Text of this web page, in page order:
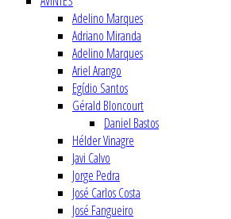
Adelino Marques
Adriano Miranda
Adelino Marques
Ariel Arango
Egídio Santos
Gérald Bloncourt
Daniel Bastos
Hélder Vinagre
Javi Calvo
Jorge Pedra
José Carlos Costa
José Fangueiro